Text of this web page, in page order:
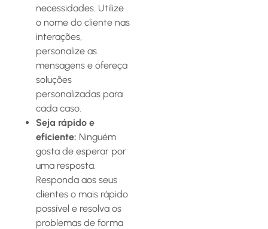
necessidades. Utilize
o nome do cliente nas
interações,
personalize as
mensagens e ofereça
soluções
personalizadas para
cada caso.
Seja rápido e
eficiente: Ninguém
gosta de esperar por
uma resposta.
Responda aos seus
clientes o mais rápido
possível e resolva os
problemas de forma